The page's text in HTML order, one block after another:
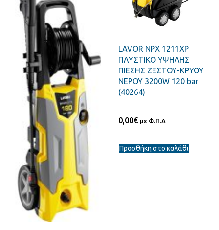
LAVOR NPX 1211XP
ΠΛΥΣΤΙΚΟ ΥΨΗΛΗΣ
ΠΙΕΣΗΣ ΖΕΣΤΟΥ-ΚΡΥΟΥ
ΝΕΡΟΥ 3200W 120 bar
(40264)
0,00€ με Φ.Π.Α
Προσθήκη στο καλάθι